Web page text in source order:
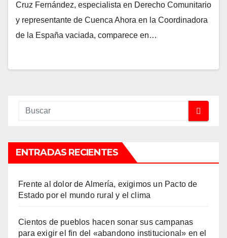
Cruz Fernández, especialista en Derecho Comunitario
y representante de Cuenca Ahora en la Coordinadora
de la España vaciada, comparece en…
ENTRADAS RECIENTES
Frente al dolor de Almería, exigimos un Pacto de
Estado por el mundo rural y el clima
Cientos de pueblos hacen sonar sus campanas
para exigir el fin del «abandono institucional» en el